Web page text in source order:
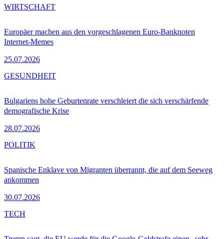
Europäer machen aus den vorgeschlagenen Euro-Banknoten
Internet-Memes
25.07.2026
WIRTSCHAFT
Bulgariens hohe Geburtenrate verschleiert die sich verschärfende
demografische Krise
28.07.2026
GESUNDHEIT
Spanische Enklave von Migranten überrannt, die auf dem Seeweg
ankommen
30.07.2026
POLITIK
TECH